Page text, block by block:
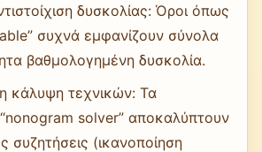
δυσκολίας: Όροι όπως
συχνά εμφανίζουν σύνολα
βαθμολογημένη δυσκολία.
κάλυψη τεχνικών: Τα
solver” αποκαλύπτουν
συζητήσεις (ικανοποίηση